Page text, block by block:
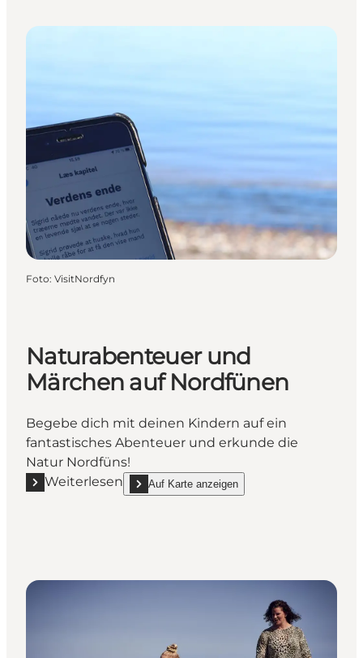
Foto: VisitNordfyn
Naturabenteuer und
Märchen auf Nordfünen
Begebe dich mit deinen Kindern auf ein
fantastisches Abenteuer und erkunde die
Natur Nordfüns!
Weiterlesen
Mehr erfahren "Naturabenteuer und Märchen auf
Auf Karte anzeigen
show Naturabenteuer und Märchen auf